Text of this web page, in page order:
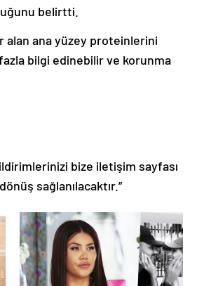
belirtti.
alan ana yüzey proteinlerini
bilgi edinebilir ve korunma
bize iletişim sayfası
sağlanılacaktır.”